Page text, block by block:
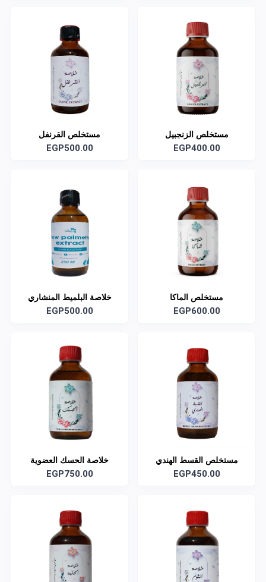
مستخلص الزنجبيل
EGP400.00
مستخلص القرنفل
EGP500.00
مستخلص الماكا
EGP600.00
خلاصة البلميط المنشاري
EGP500.00
مستخلص القسط الهندي
EGP450.00
خلاصة الحسك العضوية
EGP750.00